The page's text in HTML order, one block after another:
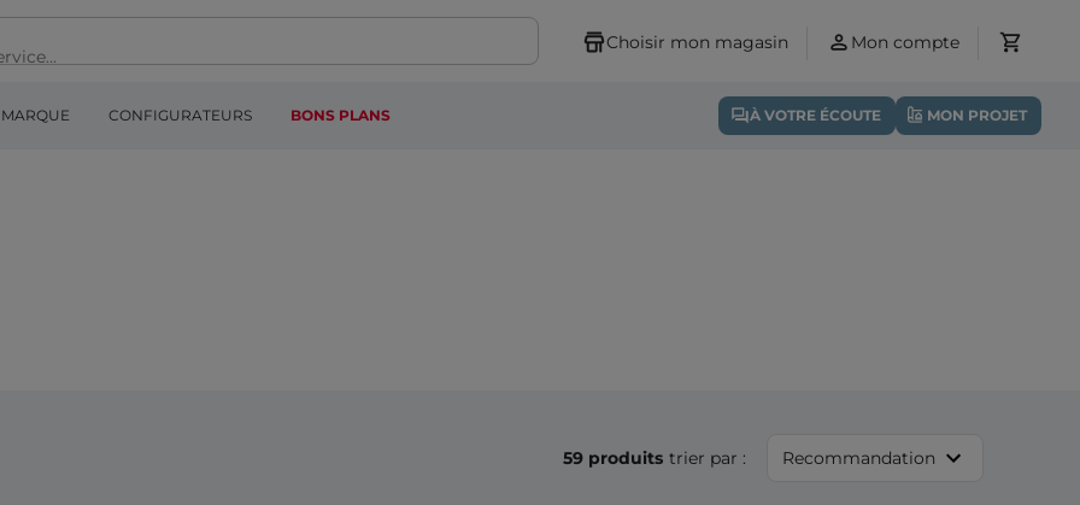
Choisir mon magasin Mon compte
MARQUE CONFIGURATEURS BONS PLANS À VOTRE ÉCOUTE MON PROJET
59 produits trier par : Recommandation